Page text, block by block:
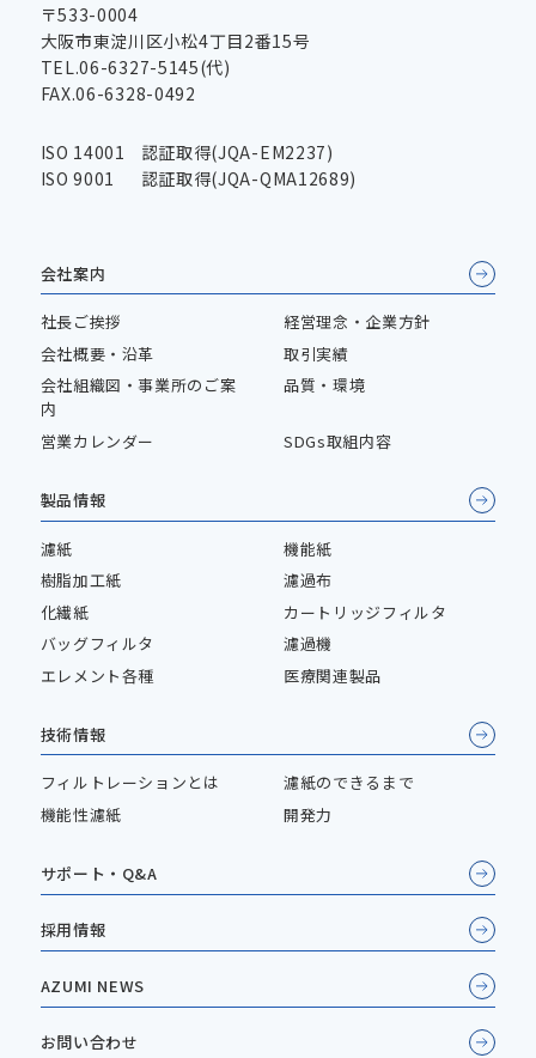
〒533-0004
大阪市東淀川区小松4丁目2番15号
TEL.06-6327-5145(代)
FAX.06-6328-0492
ISO 14001
認証取得(JQA-EM2237)
ISO 9001
認証取得(JQA-QMA12689)
会社案内
社長ご挨拶
経営理念・企業方針
会社概要・沿革
取引実績
会社組織図・事業所のご案
内
品質・環境
営業カレンダー SDGs取組内容
製品情報
濾紙
機能紙
樹脂加工紙
濾過布
化繊紙
カートリッジフィルタ
バッグフィルタ
濾過機
エレメント各種
医療関連製品
技術情報
フィルトレーションとは
濾紙のできるまで
機能性濾紙
開発力
サポート・Q&A
採用情報
AZUMI NEWS
お問い合わせ